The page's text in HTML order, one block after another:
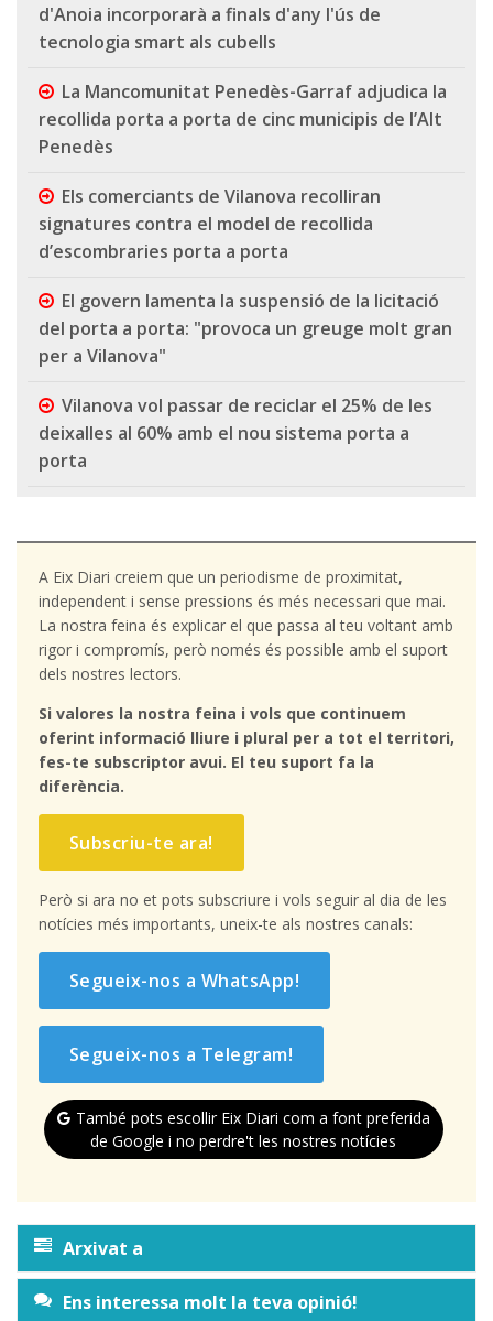
d'Anoia incorporarà a finals d'any l'ús de
tecnologia smart als cubells
La Mancomunitat Penedès-Garraf adjudica la
recollida porta a porta de cinc municipis de l’Alt
Penedès
Els comerciants de Vilanova recolliran
signatures contra el model de recollida
d’escombraries porta a porta
El govern lamenta la suspensió de la licitació
del porta a porta: "provoca un greuge molt gran
per a Vilanova"
Vilanova vol passar de reciclar el 25% de les
deixalles al 60% amb el nou sistema porta a
porta
A Eix Diari creiem que un periodisme de proximitat,
independent i sense pressions és més necessari que mai.
La nostra feina és explicar el que passa al teu voltant amb
rigor i compromís, però només és possible amb el suport
dels nostres lectors.
Si valores la nostra feina i vols que continuem
oferint informació lliure i plural per a tot el territori,
fes-te subscriptor avui. El teu suport fa la
diferència.
Subscriu-te ara!
Però si ara no et pots subscriure i vols seguir al dia de les
notícies més importants, uneix-te als nostres canals:
Segueix-nos a WhatsApp!
Segueix-nos a Telegram!
També pots escollir Eix Diari com a font preferida
de Google i no perdre't les nostres notícies
Arxivat a
Ens interessa molt la teva opinió!